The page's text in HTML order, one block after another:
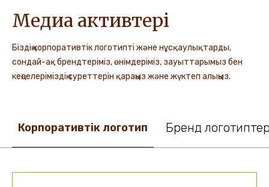
Медиа активтері
Біздің корпоративтік логотипті және нұсқаулықтарды,
сондай-ақ брендтеріміз, өнімдеріміз, зауыттарымыз бен
кеңселеріміздің суреттерін қараңыз және жүктеп алыңыз.
Корпоративтік логотип Бренд